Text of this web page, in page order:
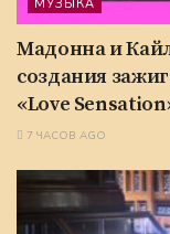
МУЗЫКА
Мадонна и
создания
«Love
7 ЧАСОВ AGO